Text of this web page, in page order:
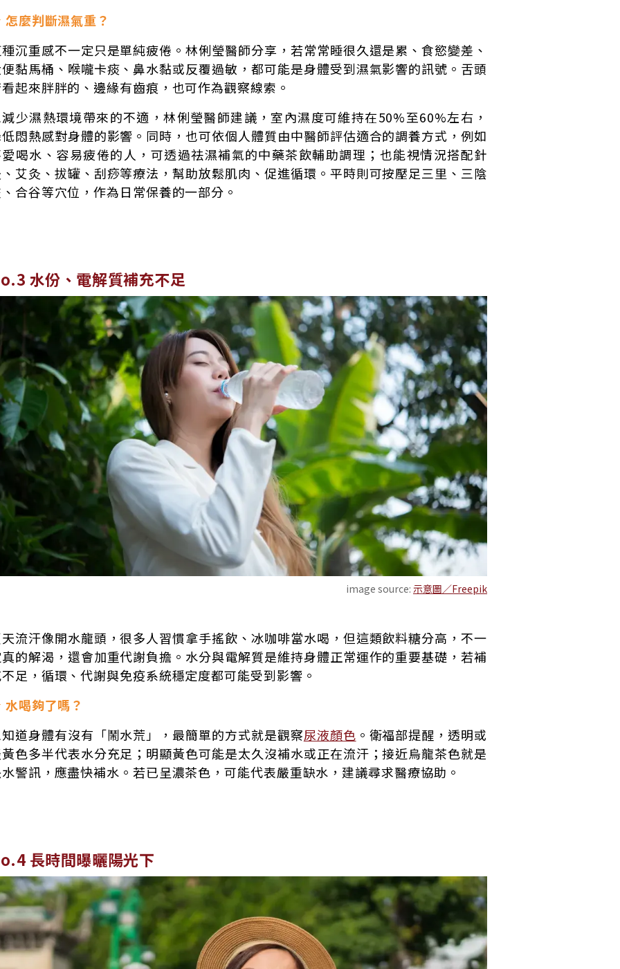
麼判斷濕氣重？
沉重感不一定只是單純疲倦。林俐瑩醫師分享，若常常睡很久還是累、食慾變差、
黏馬桶、喉嚨卡痰、鼻水黏或反覆過敏，都可能是身體受到濕氣影響的訊號。舌頭
起來胖胖的、邊緣有齒痕，也可作為觀察線索。
少濕熱環境帶來的不適，林俐瑩醫師建議，室內濕度可維持在50%至60%左右，
悶熱感對身體的影響。同時，也可依個人體質由中醫師評估適合的調養方式，例如
喝水、容易疲倦的人，可透過祛濕補氣的中藥茶飲輔助調理；也能視情況搭配針
艾灸、拔罐、刮痧等療法，幫助放鬆肌肉、促進循環。平時則可按壓足三里、三陰
合谷等穴位，作為日常保養的一部分。
水份、電解質補充不足
image source: 示意圖／Freepik
流汗像開水龍頭，很多人習慣拿手搖飲、冰咖啡當水喝，但這類飲料糖分高，不一
的解渴，還會加重代謝負擔。水分與電解質是維持身體正常運作的重要基礎，若補
足，循環、代謝與免疫系統穩定度都可能受到影響。
喝夠了嗎？
道身體有沒有「鬧水荒」，最簡單的方式就是觀察尿液顏色 。衛福部提醒，透明或
色多半代表水分充足；明顯黃色可能是太久沒補水或正在流汗；接近烏龍茶色就是
警訊，應盡快補水。若已呈濃茶色，可能代表嚴重缺水，建議尋求醫療協助。
長時間曝曬陽光下